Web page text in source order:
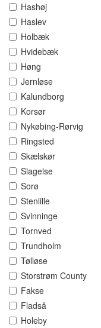
Hashøj
Haslev
Holbæk
Hvidebæk
Høng
Jernløse
Kalundborg
Korsør
Nykøbing-Rørvig
Ringsted
Skælskør
Slagelse
Sorø
Stenlille
Svinninge
Tornved
Trundholm
Tølløse
Storstrøm County
Fakse
Fladså
Holeby